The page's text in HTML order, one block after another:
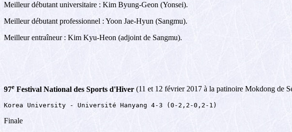
Meilleur débutant universitaire : Kim Byung-Geon (Yonsei).
Meilleur débutant professionnel : Yoon Jae-Hyun (Sangmu).
Meilleur entraîneur : Kim Kyu-Heon (adjoint de Sangmu).
97e Festival National des Sports d'Hiver (11 et 12 février 2017 à la patinoire Mokdong de
Korea University - Université Hanyang 4-3 (0-2,2-0,2-1)
Finale